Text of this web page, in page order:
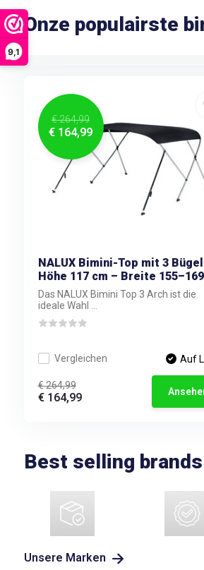
9,1
Onze populairste
€ 264,99
€ 164,99
NALUX Bimini-Top mit 3
Höhe 117 cm – Breite
Das NALUX Bimini Top 3 Arch ist die
ideale Wahl ...
Vergleichen Auf
€ 264,99
€ 164,99
Best selling brands
Unsere Marken